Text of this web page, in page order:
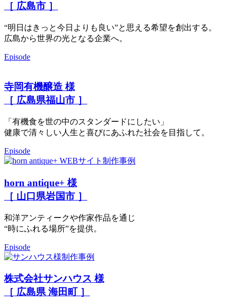
［ 広島市 ］
“明日はきっと今日よりも良い”と思える希望を創出する。
広島から世界の光となる企業へ。
Episode
寺岡有機醸造 様
［ 広島県福山市 ］
「有機食を世の中のスタンダードにしたい」
健康で清々しい人生と喜びにあふれた社会を目指して。
Episode
horn antique+ 様
［ 山口県岩国市 ］
和洋アンティークや作家作品を通じ
“時にふれる場所”を提供。
Episode
株式会社サンハウス 様
［ 広島県 海田町 ］